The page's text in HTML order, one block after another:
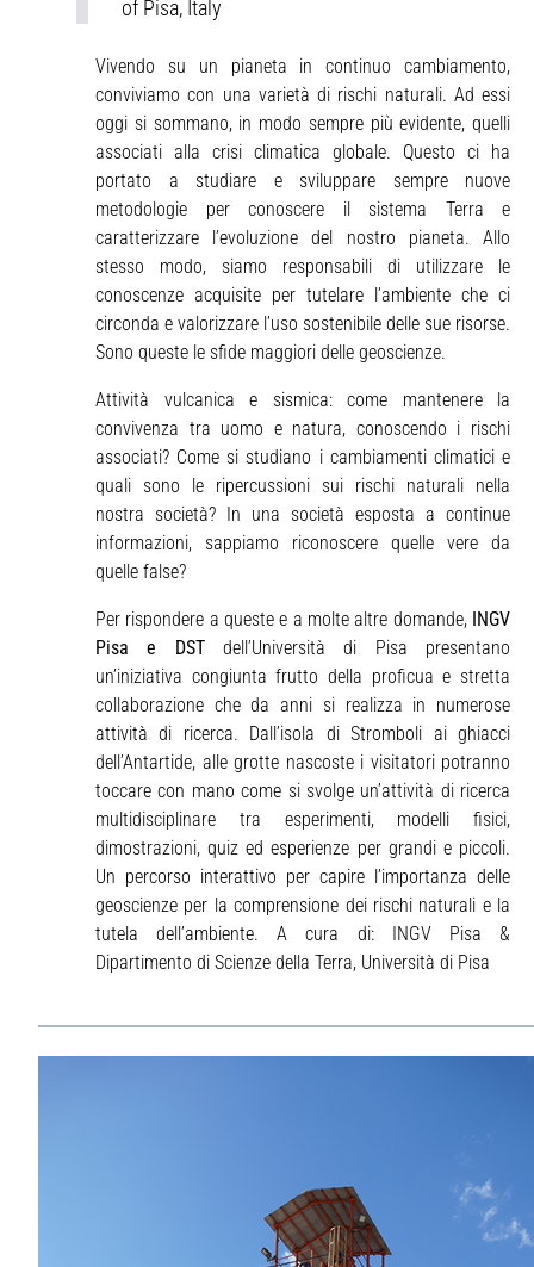
of Pisa, Italy
Vivendo su un pianeta in continuo cambiamento,
conviviamo con una varietà di rischi naturali. Ad essi
oggi si sommano, in modo sempre più evidente, quelli
associati alla crisi climatica globale. Questo ci ha
portato a studiare e sviluppare sempre nuove
metodologie per conoscere il sistema Terra e
caratterizzare l’evoluzione del nostro pianeta. Allo
stesso modo, siamo responsabili di utilizzare le
conoscenze acquisite per tutelare l’ambiente che ci
circonda e valorizzare l’uso sostenibile delle sue risorse.
Sono queste le sfide maggiori delle geoscienze.
Attività vulcanica e sismica: come mantenere la
convivenza tra uomo e natura, conoscendo i rischi
associati? Come si studiano i cambiamenti climatici e
quali sono le ripercussioni sui rischi naturali nella
nostra società? In una società esposta a continue
informazioni, sappiamo riconoscere quelle vere da
quelle false?
Per rispondere a queste e a molte altre domande, INGV
Pisa e DSTdell’Università di Pisa presentano
un’iniziativa congiunta frutto della proficua e stretta
collaborazione che da anni si realizza in numerose
attività di ricerca. Dall’isola di Stromboli ai ghiacci
dell’Antartide, alle grotte nascoste i visitatori potranno
toccare con mano come si svolge un’attività di ricerca
multidisciplinare tra esperimenti, modelli fisici,
dimostrazioni, quiz ed esperienze per grandi e piccoli.
Un percorso interattivo per capire l’importanza delle
geoscienze per la comprensione dei rischi naturali e la
tutela dell’ambiente. A cura di: INGV Pisa &
Dipartimento di Scienze della Terra, Università di Pisa